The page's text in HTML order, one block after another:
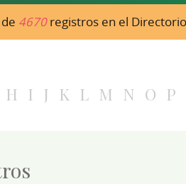
4670registros en el
H I J K L M N O P